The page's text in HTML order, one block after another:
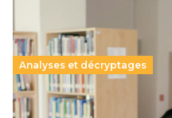
Analyses et décryptages
Supérieur privé : une